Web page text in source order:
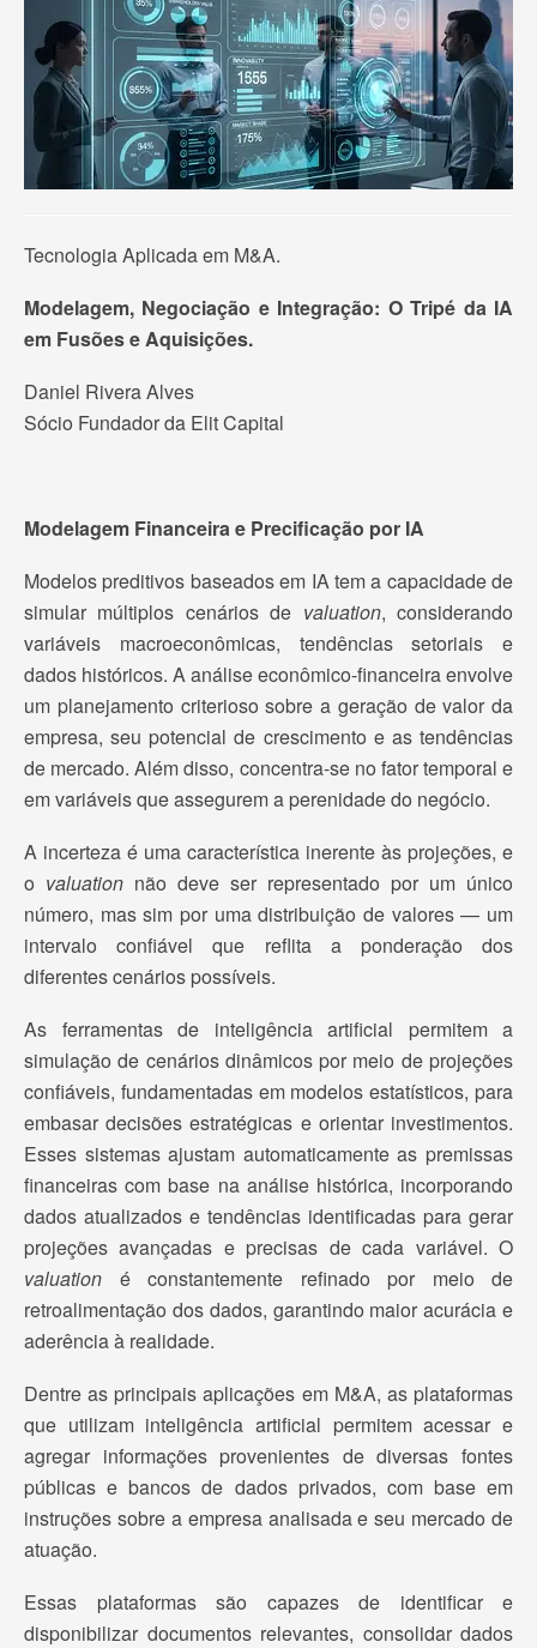
Tecnologia Aplicada em M&A.
Modelagem, Negociação e Integração: O Tripé da IA
em Fusões e Aquisições.
Daniel Rivera Alves
Sócio Fundador da Elit Capital
Modelagem Financeira e Precificação por IA
Modelos preditivos baseados em IA tem a capacidade de
simular múltiplos cenários de valuation, considerando
variáveis macroeconômicas, tendências setoriais e
dados históricos. A análise econômico-financeira envolve
um planejamento criterioso sobre a geração de valor da
empresa, seu potencial de crescimento e as tendências
de mercado. Além disso, concentra-se no fator temporal e
em variáveis que assegurem a perenidade do negócio.
A incerteza é uma característica inerente às projeções, e
o valuation não deve ser representado por um único
número, mas sim por uma distribuição de valores — um
intervalo confiável que reflita a ponderação dos
diferentes cenários possíveis.
As ferramentas de inteligência artificial permitem a
simulação de cenários dinâmicos por meio de projeções
confiáveis, fundamentadas em modelos estatísticos, para
embasar decisões estratégicas e orientar investimentos.
Esses sistemas ajustam automaticamente as premissas
financeiras com base na análise histórica, incorporando
dados atualizados e tendências identificadas para gerar
projeções avançadas e precisas de cada variável. O
valuation é constantemente refinado por meio de
retroalimentação dos dados, garantindo maior acurácia e
aderência à realidade.
Dentre as principais aplicações em M&A, as plataformas
que utilizam inteligência artificial permitem acessar e
agregar informações provenientes de diversas fontes
públicas e bancos de dados privados, com base em
instruções sobre a empresa analisada e seu mercado de
atuação.
Essas plataformas são capazes de identificar e
disponibilizar documentos relevantes, consolidar dados